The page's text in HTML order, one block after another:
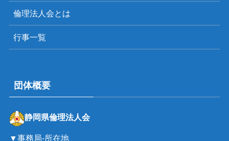
倫理法人会とは
行事一覧
団体概要
静岡県倫理法人会
▼事務局-所在地